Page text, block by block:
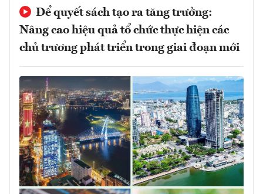
Để quyết sách tạo ra tăng trưởng:
Nâng cao hiệu quả tổ chức thực hiện các
chủ trương phát triển trong giai đoạn mới